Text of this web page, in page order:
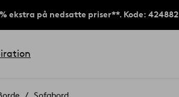
ekstra på nedsatte priser**. Kode: 424882